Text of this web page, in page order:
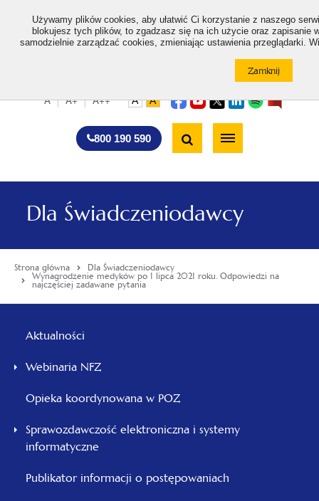
Używamy plików cookies, aby ułatwić Ci korzystanie z naszego
blokujesz tych plików, to zgadzasz się na ich użycie oraz zapisanie
samodzielnie zarządzać cookies, zmieniając ustawienia przeglądarki.
A
wielkość
czcionki
A+
wielkość
czcionki
A++
wielkość
czcionki
A A
się
w
karcie
się
w
karcie
się
w
karcie
się
w
się
się
w
Bezpłatna
infolinia
800 190 590 Wyszukiwarka
Otwórz
/
Dla Świadczeniodawcy
Strona główna Dla Świadczeniodawcy
Wynagrodzenie medyków po 1 lipca 2021 roku. Odpowiedzi na
najczęściej zadawane pytania
Aktualności
Webinaria NFZ
Opieka koordynowana w POZ
Sprawozdawczość elektroniczna i systemy
informatyczne
Publikator informacji o postępowaniach